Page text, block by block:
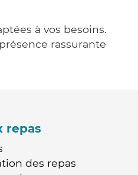
à vos besoins.
rassurante
repas
des repas